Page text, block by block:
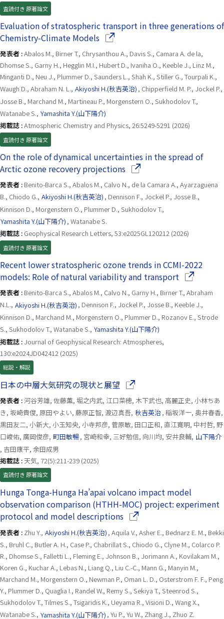
査読付き 原著論文
Evaluation of stratospheric transport in three generations of
Chemistry-Climate Models（別ウインドウで開きます）
発表者 :Abalos M., Birner T., Chrysanthou A., Davis S., Camara A. de la,
Dhomse S., Garny H., Hegglin M.I., Hubert D., Ivaniha O., Keeble J., Linz M.,
Minganti D., Neu J., Plummer D., Saunders L., Shah K., Stiller G., Tourpali K.,
Waugh D., Abraham N. L., Akiyoshi H.(秋吉英治) , Chipperfield M. P., Jockel P.,
Josse B., Marchand M., Martineau P., Morgenstern O., Sukhodolov T.,
Watanabe S., Yamashita Y.(山下陽介)
掲載誌 :Atmospheric Chemistry and Physics, 26:5249-5291 (2026)
査読付き 原著論文
On the role of dynamical uncertainties in the spread of
Arctic ozone recovery projections（別ウインドウで開きます
発表者 : Benito-Barca S., Abalos M., Calvo N., de la Camara A., Ayarzaguena
B., Chiodo G., Akiyoshi H.(秋吉英治) , Dennison F., Jockel P., Josse B.,
Kinnison D., Morgenstern O., Plummer D., Sukhodolov T.,
Yamashita Y.(山下陽介) , Watanabe S.
掲載誌 : Geophysical Research Letters, 53:e2025GL120212 (2026)
査読付き 原著論文
Recent lower stratospheric ozone trends in CCMI-2022
models: Role of natural variability and transport （別ウイ
発表者 : Benito-Barca S., Abalos M., Calvo N., Garny H., Birner T., Abraham
N.L., Akiyoshi H.(秋吉英治) , Dennison F., Jockel P., Josse B., Keeble J.,
Kinnison D., Marchand M., Morgenstern O., Plummer D., Rozanov E., Strode
S., Sukhodolov T., Watanabe S., Yamashita Y.(山下陽介)
掲載誌 : Journal of Geophysical Research: Atmospheres,
130:e2024JD042412 (2025)
総説・解説
日本の中層大気研究の現状と展望 （別ウインドウで開きます）
発表者 :河谷芳雄, 佐藤薫, 堀之内武, 江口菜穂, 木下武也, 高麗正史, 小林ちあ
き, 坂崎貴俊, 原田やよい, 藤原正智, 渡辺真吾, 秋吉英治, 稲坂洋一, 奥井春香,
黒田友二, 小新大, 小玉知央, 小寺邦彦, 菅原敏, 田口正和, 直江寛明, 中村哲, 野
口峻佑, 廣岡俊彦, 町田敏暢, 宮崎和幸, 三好勉信, 向川均, 安井良輔, 山下陽介
, 吉田康平, 余田成男
掲載誌 :天気, 72(5):211-239 (2025)
査読付き 原著論文
Hunga Tonga-Hunga Ha’apai volcano impact model
observation comparison (HTHH-MOC) project: experiment
protocol and model descriptions（別ウインドウで開きます
発表者 : Zhu Y., Akiyoshi H.(秋吉英治) , Aquila V., Asher E., Bednarz E. M., Bekki
S., Bruhl C., Butler A. H., Case P., Chabrillat S., Chiodo G., Clyne M., Colarco P.
R., Dhomse S., Falletti L., Fleming E., Johnson B., Jorimann A., Kovilakam M.,
Koren G., Kuchar A., Lebas N., Liang Q., Liu C.-C., Mann G., Manyin M.,
Marchand M., Morgenstern O., Newman P., Oman L. D., Osterstrom F. F., Peng
Y., Plummer D., Quaglia I., Randel W., Remy S., Sekiya T., Steenrod S.,
Sukhodolov T., Tilmes S., Tsigaridis K., Ueyama R., Visioni D., Wang X.,
Watanabe S., Yamashita Y.(山下陽介) , Yu P., Yu W., Zhang J., Zhuo Z.